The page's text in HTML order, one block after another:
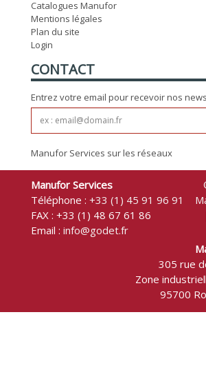
Catalogues Manufor
Mentions légales
Plan du site
Login
CONTACT
Entrez votre email pour recevoir nos news
Manufor Services sur les réseaux
Manufor Services
Téléphone : +33 (1) 45 91 96 91
FAX : +33 (1) 48 67 61 86
Email : info@godet.fr
305 rue
Zone
95700